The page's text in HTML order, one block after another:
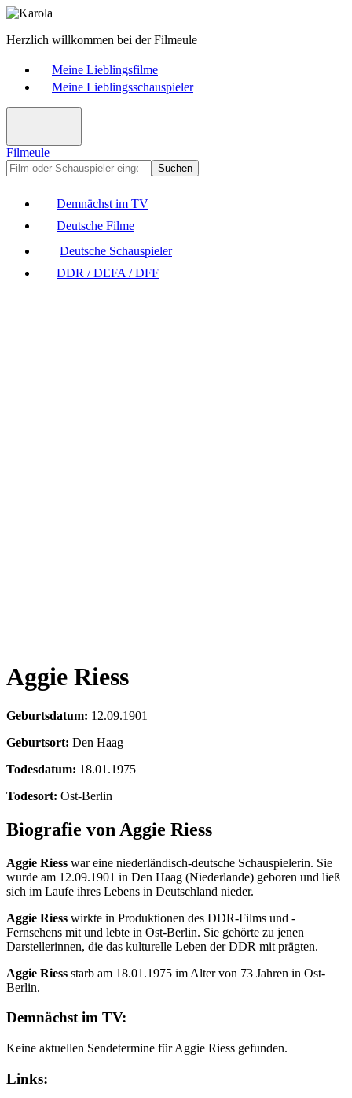
Herzlich willkommen bei der Filmeule
Meine Lieblingsfilme
Meine Lieblingsschauspieler
Filmeule
Suchen
Demnächst im TV
Deutsche Filme
Deutsche Schauspieler
DDR / DEFA / DFF
Aggie Riess
Geburtsdatum: 12.09.1901
Geburtsort: Den Haag
Todesdatum: 18.01.1975
Todesort: Ost-Berlin
Biografie von Aggie Riess
Aggie Riess war eine niederländisch-deutsche Schauspielerin. Sie
wurde am 12.09.1901 in Den Haag (Niederlande) geboren und ließ
sich im Laufe ihres Lebens in Deutschland nieder.
Aggie Riess wirkte in Produktionen des DDR-Films und -
Fernsehens mit und lebte in Ost-Berlin. Sie gehörte zu jenen
Darstellerinnen, die das kulturelle Leben der DDR mit prägten.
Aggie Riess starb am 18.01.1975 im Alter von 73 Jahren in Ost-
Berlin.
Demnächst im TV:
Keine aktuellen Sendetermine für Aggie Riess gefunden.
Links: